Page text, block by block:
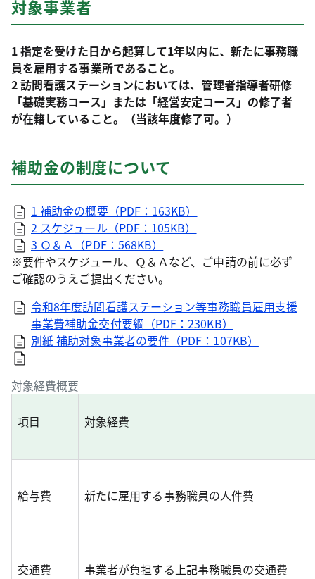
対象事業者
1 指定を受けた日から起算して1年以内に、新たに事務職
員を雇用する事業所であること。
2 訪問看護ステーションにおいては、管理者指導者研修
「基礎実務コース」または「経営安定コース」の修了者
が在籍していること。（当該年度修了可。）
補助金の制度について
1 補助金の概要（PDF：163KB）
2 スケジュール（PDF：105KB）
3 Ｑ＆Ａ（PDF：568KB）
※要件やスケジュール、Ｑ＆Ａなど、 ご申請の前に必ず
ご確認のうえご提出ください。
令和8年度訪問看護ステーション等事務職員雇用支援
事業費補助金交付要綱（PDF：230KB）
別紙 補助対象事業者の要件（PDF：107KB）
対象経費概要
項目 対象経費
給与費 新たに雇用する事務職員の人件費
交通費 事業者が負担する上記事務職員の交通費